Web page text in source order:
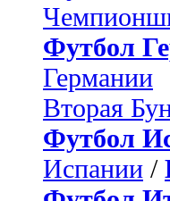
Футбол
Германии
Вторая
Футбол
Испании /